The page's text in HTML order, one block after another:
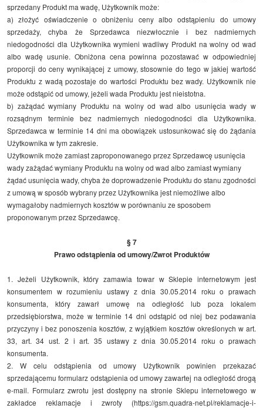
sprzedany Produkt ma wadę, Użytkownik może:
a) złożyć oświadczenie o obniżeniu ceny albo odstąpieniu do umowy
sprzedaży, chyba że Sprzedawca niezwłocznie i bez nadmiernych
niedogodności dla Użytkownika wymieni wadliwy Produkt na wolny od wad
albo wadę usunie. Obniżona cena powinna pozostawać w odpowiedniej
proporcji do ceny wynikającej z umowy, stosownie do tego w jakiej wartość
Produktu z wadą pozostaje do wartości Produktu bez wady. Użytkownik nie
może odstąpić od umowy, jeżeli wada Produktu jest nieistotna.
b) zażądać wymiany Produktu na wolny od wad albo usunięcia wady w
rozsądnym terminie bez nadmiernych niedogodności dla Użytkownika.
Sprzedawca w terminie 14 dni ma obowiązek ustosunkować się do żądania
Użytkownika w tym zakresie.
Użytkownik może zamiast zaproponowanego przez Sprzedawcę usunięcia
wady zażądać wymiany Produktu na wolny od wad albo zamiast wymiany
żądać usunięcia wady, chyba że doprowadzenie Produktu do stanu zgodności
z umową w sposób wybrany przez Użytkownika jest niemożliwe albo
wymagałoby nadmiernych kosztów w porównaniu ze sposobem
proponowanym przez Sprzedawcę.
§ 7
Prawo odstąpienia od umowy/Zwrot Produktów
1. Jeżeli Użytkownik, który zamawia towar w Sklepie internetowym jest
konsumentem w rozumieniu ustawy z dnia 30.05.2014 roku o prawach
konsumenta, który zawarł umowę na odległość lub poza lokalem
przedsiębiorstwa, może w terminie 14 dni odstąpić od niej bez podawania
przyczyny i bez ponoszenia kosztów, z wyjątkiem kosztów określonych w art.
33, art. 34 ust. 2 i art. 35 ustawy z dnia 30.05.2014 roku o prawach
konsumenta.
2. W celu odstąpienia od umowy Użytkownik powinien przekazać
sprzedającemu formularz odstąpienia od umowy zawartej na odległość drogą
e-mail. Formularz zwrotu jest dostępny na stronie Sklepu internetowego w
zakładce reklamacje i zwroty (https://gsm.quadra-net.pl/reklamacje-i-